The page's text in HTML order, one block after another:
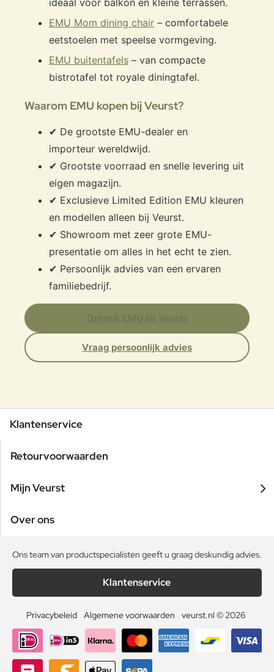
ideaal voor balkon en kleine terrassen.
EMU Mom dining chair – comfortabele
eetstoelen met speelse vormgeving.
EMU buitentafels – van compacte
bistrotafel tot royale diningtafel.
Waarom EMU kopen bij Veurst?
✔ De grootste EMU-dealer en
importeur wereldwijd.
✔ Grootste voorraad en snelle levering uit
eigen magazijn.
✔ Exclusieve Limited Edition EMU kleuren
en modellen alleen bij Veurst.
✔ Showroom met zeer grote EMU-
presentatie om alles in het echt te zien.
✔ Persoonlijk advies van een ervaren
familiebedrijf.
Vraag persoonlijk advies
Klantenservice
Retourvoorwaarden
Mijn Veurst
Over ons
Ons team van productspecialisten geeft u graag deskundig advies.
Klantenservice
Privacybeleid Algemene voorwaarden veurst.nl © 2026